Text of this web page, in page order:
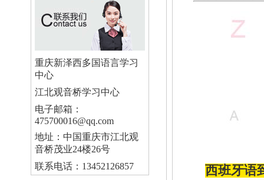
重庆新泽西多国语言学习
中心
江北观音桥学习中心
电子邮箱：
475700016@qq.com
地址：中国重庆市江北观
音桥茂业24楼26号
联系电话：13452126857
西班牙语